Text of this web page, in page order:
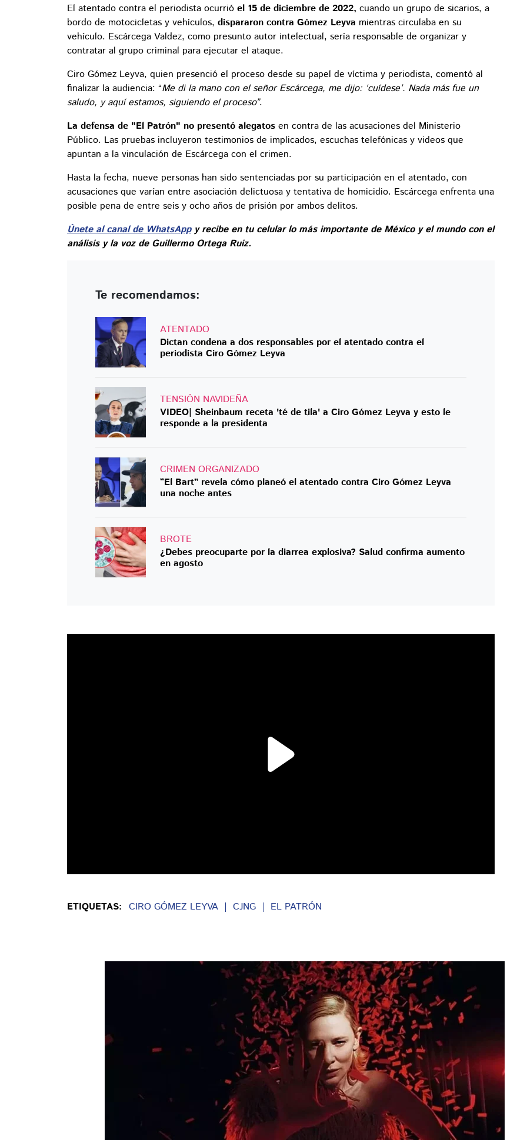
El atentado contra el periodista ocurrió el 15 de diciembre de 2022, cuando un grupo de sicarios, a
bordo de motocicletas y vehículos, dispararon contra Gómez Leyva mientras circulaba en su
vehículo. Escárcega Valdez, como presunto autor intelectual, sería responsable de organizar y
contratar al grupo criminal para ejecutar el ataque.
Ciro Gómez Leyva, quien presenció el proceso desde su papel de víctima y periodista, comentó al
finalizar la audiencia: “Me di la mano con el señor Escárcega, me dijo: ‘cuídese’. Nada más fue un
saludo, y aquí estamos, siguiendo el proceso”.
La defensa de "El Patrón" no presentó alegatos en contra de las acusaciones del Ministerio
Público. Las pruebas incluyeron testimonios de implicados, escuchas telefónicas y videos que
apuntan a la vinculación de Escárcega con el crimen.
Hasta la fecha, nueve personas han sido sentenciadas por su participación en el atentado, con
acusaciones que varían entre asociación delictuosa y tentativa de homicidio. Escárcega enfrenta una
posible pena de entre seis y ocho años de prisión por ambos delitos.
Únete al canal de WhatsAppy recibe en tu celular lo más importante de México y el mundo con el
análisis y la voz de Guillermo Ortega Ruiz.
Te recomendamos:
ATENTADO
Dictan condena a dos responsables por el atentado contra el
periodista Ciro Gómez Leyva
TENSIÓN NAVIDEÑA
VIDEO| Sheinbaum receta 'té de tila' a Ciro Gómez Leyva y esto le
responde a la presidenta
CRIMEN ORGANIZADO
“El Bart” revela cómo planeó el atentado contra Ciro Gómez Leyva
una noche antes
BROTE
¿Debes preocuparte por la diarrea explosiva? Salud confirma aumento
en agosto
ETIQUETAS: CIRO GÓMEZ LEYVA CJNG EL PATRÓN